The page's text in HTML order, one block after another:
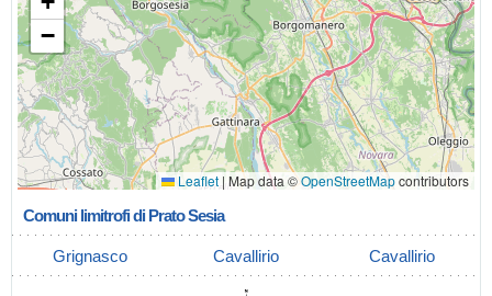
−
Leaflet | Map data ©OpenStreetMapcontributors
Comuni limitrofi di Prato Sesia
Grignasco Cavallirio Cavallirio